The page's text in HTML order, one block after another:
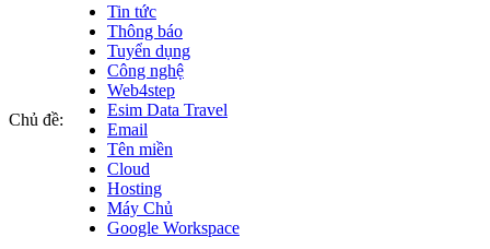
Chủ đề:
Tin tức
Thông báo
Tuyển dụng
Công nghệ
Web4step
Esim Data Travel
Email
Tên miền
Cloud
Hosting
Máy Chủ
Google Workspace